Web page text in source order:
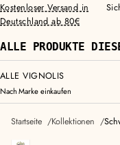
Kostenloser Versand in
Deutschland ab 80€
ALLE PRODUKTE
ALLE VIGNOLIS
Nach Marke einkaufen
Startseite Kollektionen